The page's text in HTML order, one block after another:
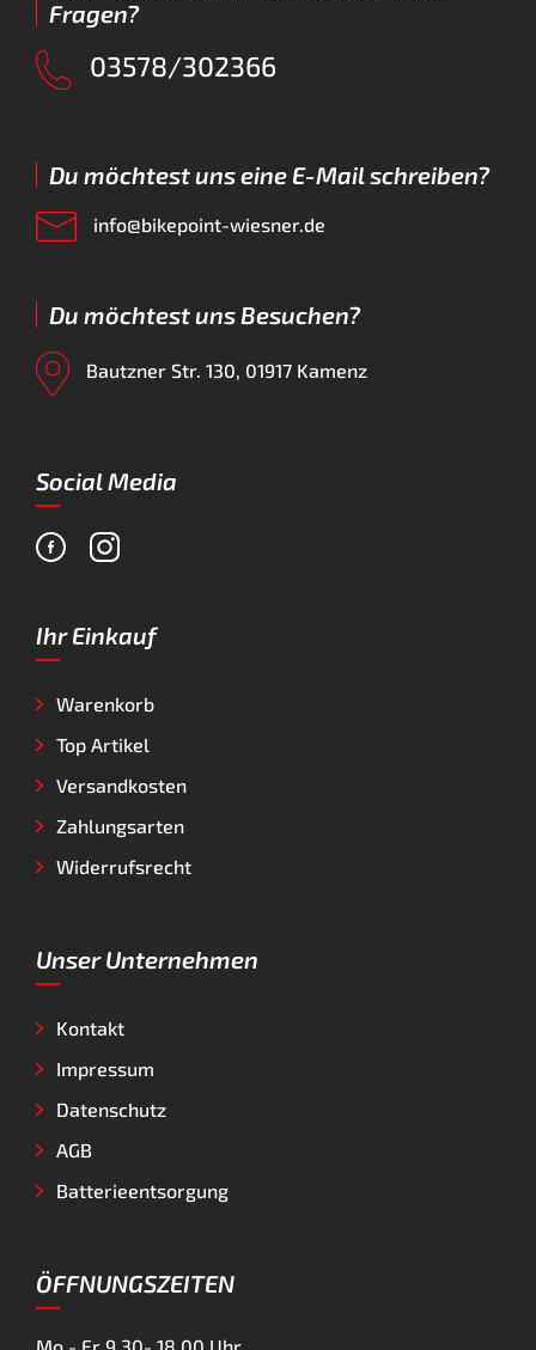
Fragen?
03578/302366
Du möchtest uns eine E-Mail schreiben?
info@bikepoint-wiesner.de
Du möchtest uns Besuchen?
Bautzner Str. 130, 01917 Kamenz
Social Media
Ihr Einkauf
Warenkorb
Top Artikel
Versandkosten
Zahlungsarten
Widerrufsrecht
Unser Unternehmen
Kontakt
Impressum
Datenschutz
AGB
Batterieentsorgung
ÖFFNUNGSZEITEN
Mo - Fr 9.30- 18.00 Uhr